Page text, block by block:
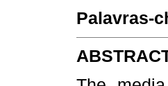
Palavras-